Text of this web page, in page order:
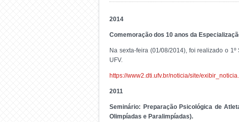
2014
Comemoração dos 10 anos da
Na sexta-feira (01/08/2014), foi realizado o
UFV.
https://www2.dti.ufv.br/noticia/site/
2011
Seminário: Preparação Psicológica de
Olimpíadas e Paralimpíadas).